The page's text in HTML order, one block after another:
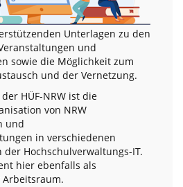
Unterlagen zu den
und
sowie die Möglichkeit zum
und der Vernetzung.
HÜF-NRW ist die
von NRW
und
in verschiedenen
Hochschulverwaltungs-IT.
hier ebenfalls als